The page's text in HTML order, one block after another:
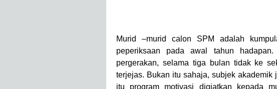
Murid –murid calon SPM adalah
peperiksaan pada awal tahun
pergerakan, selama tiga bulan tidak ke
terjejas. Bukan itu sahaja, subjek akademik
itu program motivasi digiatkan kepada